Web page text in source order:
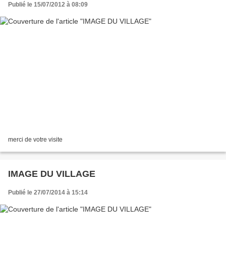
Publié le 15/07/2012 à 08:09
merci de votre visite
IMAGE DU VILLAGE
Publié le 27/07/2014 à 15:14